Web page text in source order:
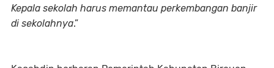
Kepala sekolah harus memantau perkembangan banjir
di sekolahnya.”